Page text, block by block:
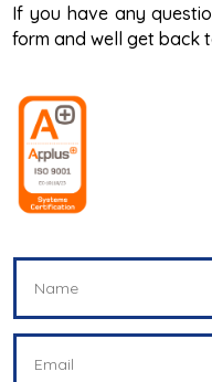
If you have any
form and well get back